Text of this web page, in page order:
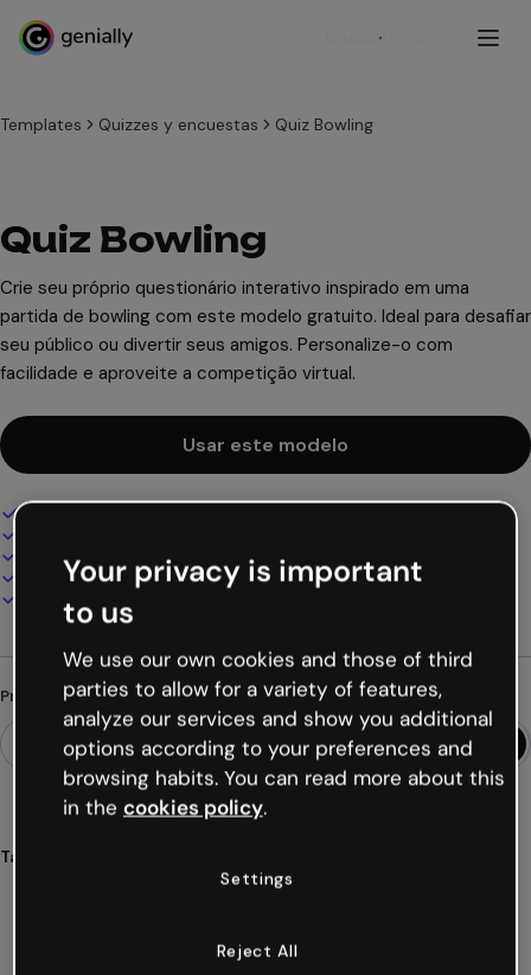
Cadastre-se
Templates Quizzes y encuestas Quiz Bowling
Quiz Bowling
Crie seu próprio questionário interativo inspirado em uma
partida de bowling com este modelo gratuito. Ideal para desafiar
seu público ou divertir seus amigos. Personalize-o com
facilidade e aproveite a competição virtual.
Usar este modelo
Design interativo e animado
Adicione áudio, vídeo e multimídia
Apresente, compartilhe ou publique online
Baixe em PDF, MP4 e outros formatos
Procurando algo diferente?
Tags
questionário
Your privacy is important
to us
We use our own cookies and those of third
parties to allow for a variety of features,
analyze our services and show you additional
options according to your preferences and
browsing habits. You can read more about this
in the cookies policy.
Settings
Reject All